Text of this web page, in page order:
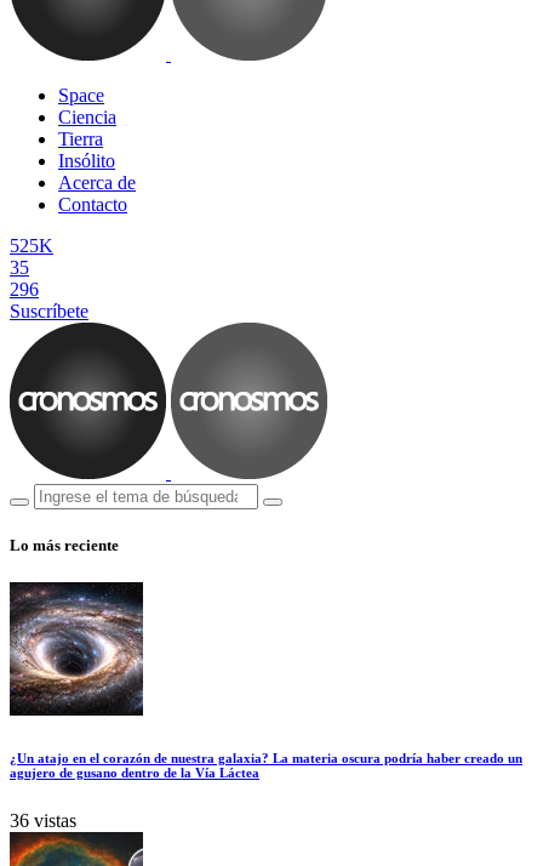
Space
Ciencia
Tierra
Insólito
Acerca de
Contacto
525K
35
296
Suscríbete
Lo más reciente
¿Un atajo en el corazón de nuestra galaxia? La materia oscura podría haber creado un
agujero de gusano dentro de la Vía Láctea
36 vistas